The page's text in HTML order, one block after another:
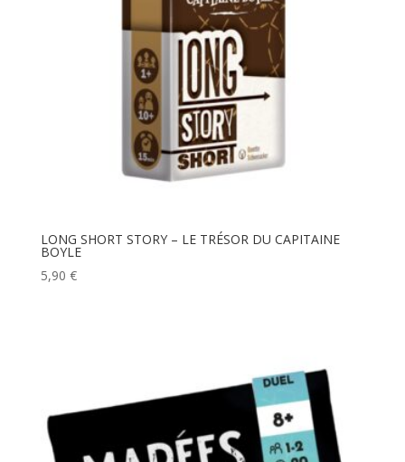
LONG SHORT STORY – LE TRÉSOR DU CAPITAINE
BOYLE
5,90 €